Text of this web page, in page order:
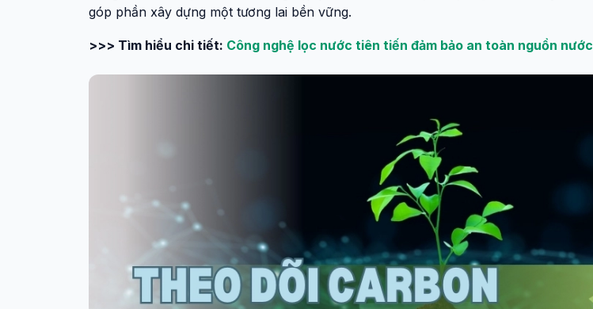
góp phần xây dựng một tương lai bền vững.
>>> Tìm hiểu chi tiết: Công nghệ lọc nước tiên tiến đảm bảo an toàn nguồn nước